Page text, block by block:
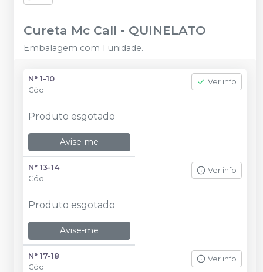
Cureta Mc Call - QUINELATO
Embalagem com 1 unidade.
N° 1-10
Cód.
Ver info
Produto esgotado
Avise-me
N° 13-14
Cód.
Ver info
Produto esgotado
Avise-me
N° 17-18
Cód.
Ver info